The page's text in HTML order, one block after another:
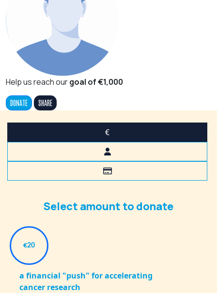
Help us reach ourgoal of €1,000
DONATE SHARE
€
Select amount to donate
€20
a financial "push" for accelerating
cancer research